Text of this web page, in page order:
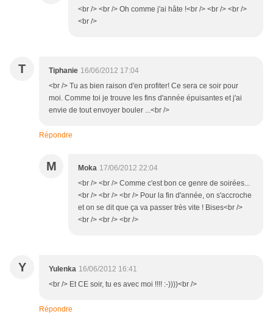
<br /> <br /> Oh comme j'ai hâte !<br /> <br /> <br />
<br />
T Tiphanie 16/06/2012 17:04
<br /> Tu as bien raison d'en profiter! Ce sera ce soir pour
moi. Comme toi je trouve les fins d'année épuisantes et j'ai
envie de tout envoyer bouler ...<br />
Répondre
M Moka 17/06/2012 22:04
<br /> <br /> Comme c'est bon ce genre de soirées...
<br /> <br /> <br /> Pour la fin d'année, on s'accroche
et on se dit que ça va passer très vite ! Bises<br />
<br /> <br /> <br />
Y Yulenka 16/06/2012 16:41
<br /> Et CE soir, tu es avec moi !!!! :-))))<br />
Répondre